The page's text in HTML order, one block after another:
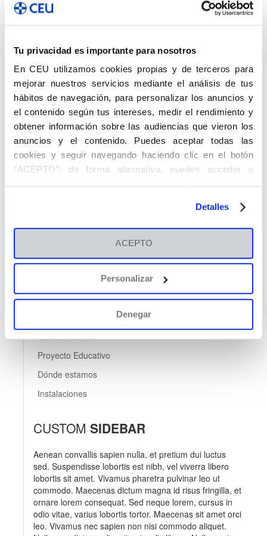
Tu privacidad es importante para nosotros
En CEU utilizamos cookies propias y de terceros para
mejorar nuestros servicios mediante el análisis de tus
hábitos de navegación, para personalizar los anuncios y
el contenido según tus intereses, medir el rendimiento y
obtener información sobre las audiencias que vieron los
anuncios y el contenido. Puedes aceptar todas las
cookies y seguir navegando haciendo clic en el botón
“ACEPTO”; de forma alternativa, puedes acceder a
en el botón "Personalizar". Para más información puedes
visitar nuestraPolítica de Cookies.
Detalles
ACEPTO
Personalizar
Denegar
INFORMACIÓN ÚTIL
Cómo ser alumno de Grado
Cómo ser alumno de Máster
Becas y Ayudas
Financiación
Normativa Universitaria
Gestión de la calidad
BUZÓN DE SUGERENCIAS
Horarios de clase (Infantil)
Horarios de clase (Primaria)
Horarios de tutoría
INFORMACIÓN INSTITUCIONAL
Quiénes somos
Proyecto Educativo
Dónde estamos
Instalaciones
CUSTOM SIDEBAR
Aenean convallis sapien nulla, et pretium dui luctus
sed. Suspendisse lobortis est nibh, vel viverra libero
lobortis sit amet. Vivamus pharetra pulvinar leo ut
commodo. Maecenas dictum magna id risus fringilla, et
ornare lorem consequat. Sed neque lorem, cursus in
odio vitae, varius lobortis tortor. Maecenas sit amet orci
leo. Vivamus nec sapien non nisi commodo aliquet.